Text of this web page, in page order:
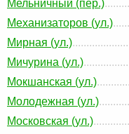
Мельничный (пер.)
Механизаторов (ул.)
Мирная (ул.)
Мичурина (ул.)
Мокшанская (ул.)
Молодежная (ул.)
Московская (ул.)